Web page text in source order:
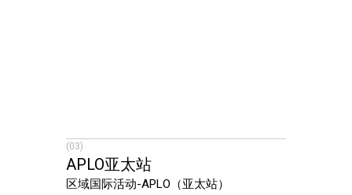
(03)
APLO亚太站
区域国际活动-APLO（亚太站）